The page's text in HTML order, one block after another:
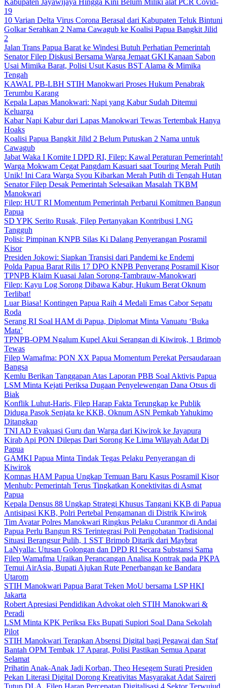
Kabupaten Jayawijaya Hingga Kini Belum Miliki alat PCR Covid-
19
10 Varian Delta Virus Corona Berasal dari Kabupaten Teluk Bintuni
Golkar Serahkan 2 Nama Cawagub ke Koalisi Papua Bangkit Jilid
2
Jalan Trans Papua Barat ke Windesi Butuh Perhatian Pemerintah
Senator Filep Diskusi Bersama Warga Jemaat GKI Kanaan Sabon
Usai Mimika Barat, Polisi Usut Kasus BST Alama & Mimika
Tengah
KAWAL PB-LBH STIH Manokwari Proses Hukum Penabrak
Terumbu Karang
Kepala Lapas Manokwari: Napi yang Kabur Sudah Ditemui
Keluarga
Kabar Napi Kabur dari Lapas Manokwari Tewas Tertembak Hanya
Hoaks
Koalisi Papua Bangkit Jilid 2 Belum Putuskan 2 Nama untuk
Cawagub
Jabat Waka I Komite I DPD RI, Filep: Kawal Peraturan Pemerintah!
Warga Mokwam Cegat Pangdam Kasuari saat Touring Merah Putih
Unik! Ini Cara Warga Syou Kibarkan Merah Putih di Tengah Hutan
Senator Filep Desak Pemerintah Selesaikan Masalah TKBM
Manokwari
Filep: HUT RI Momentum Pemerintah Perbarui Komitmen Bangun
Papua
SD YPK Serito Rusak, Filep Pertanyakan Kontribusi LNG
Tangguh
Polisi: Pimpinan KNPB Silas Ki Dalang Penyerangan Posramil
Kisor
Presiden Jokowi: Siapkan Transisi dari Pandemi ke Endemi
Polda Papua Barat Rilis 17 DPO KNPB Penyerang Posramil Kisor
TPNPB Klaim Kuasai Jalan Sorong-Tambrauw-Manokwari
Filep: Kayu Log Sorong Dibawa Kabur, Hukum Berat Oknum
Terlibat!
Luar Biasa! Kontingen Papua Raih 4 Medali Emas Cabor Sepatu
Roda
Serang RI Soal HAM di Papua, Diplomat Minta Vanuatu ‘Buka
Mata’
TPNPB-OPM Ngalum Kupel Akui Serangan di Kiwirok, 1 Brimob
Tewas
Filep Wamafma: PON XX Papua Momentum Perekat Persaudaraan
Bangsa
Kemlu Berikan Tanggapan Atas Laporan PBB Soal Aktivis Papua
LSM Minta Kejati Periksa Dugaan Penyelewengan Dana Otsus di
Biak
Konflik Luhut-Haris, Filep Harap Fakta Terungkap ke Publik
Diduga Pasok Senjata ke KKB, Oknum ASN Pemkab Yahukimo
Ditangkap
TNI AD Evakuasi Guru dan Warga dari Kiwirok ke Jayapura
Kirab Api PON Dilepas Dari Sorong Ke Lima Wilayah Adat Di
Papua
GAMKI Papua Minta Tindak Tegas Pelaku Penyerangan di
Kiwirok
Komnas HAM Papua Ungkap Temuan Baru Kasus Posramil Kisor
Menhub: Pemerintah Terus Tingkatkan Konektivitas di Asmat
Papua
Kepala Densus 88 Ungkap Strategi Khusus Tangani KKB di Papua
Antisipasi KKB, Polri Pertebal Pengamanan di Distrik Kiwirok
Tim Avatar Polres Manokwari Ringkus Pelaku Curanmor di Andai
Papua Perlu Bangun RS Terintegrasi Poli Pengobatan Tradisional
Situasi Berangsur Pulih, 1 SST Brimob Ditarik dari Maybrat
LaNyalla: Utusan Golongan dan DPD RI Secara Substansi Sama
Filep Wamafma Uraikan Perancangan Analisa Kontrak pada PKPA
Temui AirAsia, Bupati Ajukan Rute Penerbangan ke Bandara
Utarom
STIH Manokwari Papua Barat Teken MoU bersama LSP HKI
Jakarta
Robert Apresiasi Pendidikan Advokat oleh STIH Manokwari &
Peradi
LSM Minta KPK Periksa Eks Bupati Supiori Soal Dana Sekolah
Pilot
STIH Manokwari Terapkan Absensi Digital bagi Pegawai dan Staf
Bantah OPM Tembak 17 Aparat, Polisi Pastikan Semua Aparat
Selamat
Prihatin Anak-Anak Jadi Korban, Theo Hesegem Surati Presiden
Pekan Literasi Digital Dorong Kreativitas Masyarakat Adat Saireri
Tutup DLA, Filep Harap Percepatan Digitalisasi 4 Sektor Terwujud